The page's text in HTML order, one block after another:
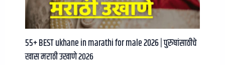
55+ BEST ukhane in marathi for male 2026 | पुरुषांसाठीचे
खास मराठी उखाणे २०२६